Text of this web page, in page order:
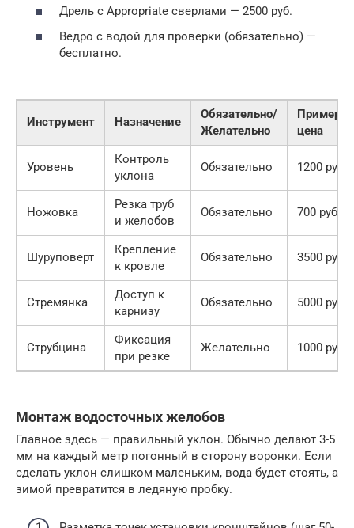
Дрель с Appropriate сверлами — 2500 руб.
Ведро с водой для проверки (обязательно) —
бесплатно.
Инструмент Назначение
Обязательно/
Желательно
цена
Уровень
Контроль
уклона
Обязательно 1200 руб.
Ножовка
Резка труб
и желобов
Обязательно 700 руб.
Шуруповерт
Крепление
к кровле
Обязательно 3500 руб.
Стремянка
Доступ к
карнизу
Обязательно 5000 руб.
Струбцина
Фиксация
при резке
Желательно 1000 руб.
Монтаж водосточных желобов
Главное здесь — правильный уклон. Обычно делают 3-5
мм на каждый метр погонный в сторону воронки. Если
сделать уклон слишком маленьким, вода будет стоять, а
зимой превратится в ледяную пробку.